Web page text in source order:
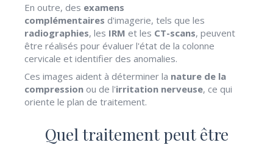
En outre, des examens
complémentaires d'imagerie, tels que les
radiographies, les IRM et les CT-scans, peuvent
être réalisés pour évaluer l'état de la colonne
cervicale et identifier des anomalies.
Ces images aident à déterminer la nature de la
compression ou de l'irritation nerveuse, ce qui
oriente le plan de traitement.
Quel traitement peut être